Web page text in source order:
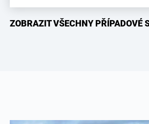
ZOBRAZIT VŠECHNY PŘÍPADOVÉ